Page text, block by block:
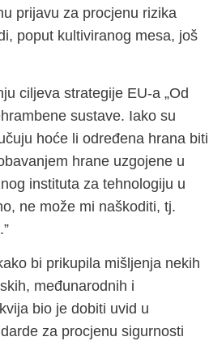
prijavu za procjenu rizika
poput kultiviranog mesa, još
ciljeva strategije EU-a „Od
sustave. Iako su
hoće li određena hrana biti
hrane uzgojene u
instituta za tehnologiju u
ne može mi naškoditi, tj.
bi prikupila mišljenja nekih
međunarodnih i
bio je dobiti uvid u
za procjenu sigurnosti